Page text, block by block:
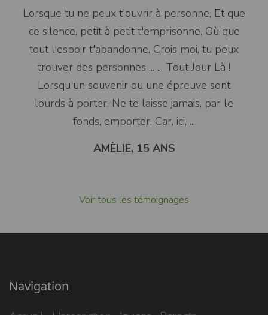
Lorsque tu ne peux t'ouvrir à personne, Et que
ce silence, petit à petit t'emprisonne, Où que
tout l'espoir t'abandonne, Crois moi, tu peux
trouver des personnes ... ... Tout Jour Là !
Lorsqu'un souvenir ou une épreuve sont
lourds à porter, Ne te laisse jamais, par le
fonds, emporter, Car, ici, ...
AMÈLIE, 15 ANS
Voir tous les témoignages
Navigation